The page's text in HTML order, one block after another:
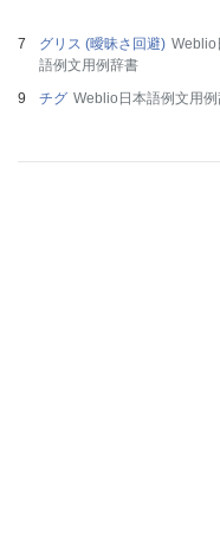
グリス (曖昧さ回避) Weblio
語例文用例辞書
チグ Weblio日本語例文用